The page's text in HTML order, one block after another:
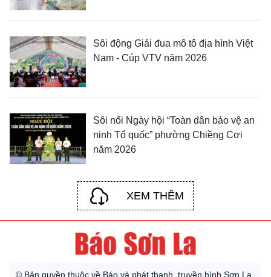
Sôi động Giải đua mô tô địa hình Việt
Nam - Cúp VTV năm 2026
Sôi nổi Ngày hội “Toàn dân bảo vệ an
ninh Tổ quốc” phường Chiềng Cơi
năm 2026
XEM THÊM
© Bản quyền thuộc về Báo và phát thanh, truyền hình Sơn La